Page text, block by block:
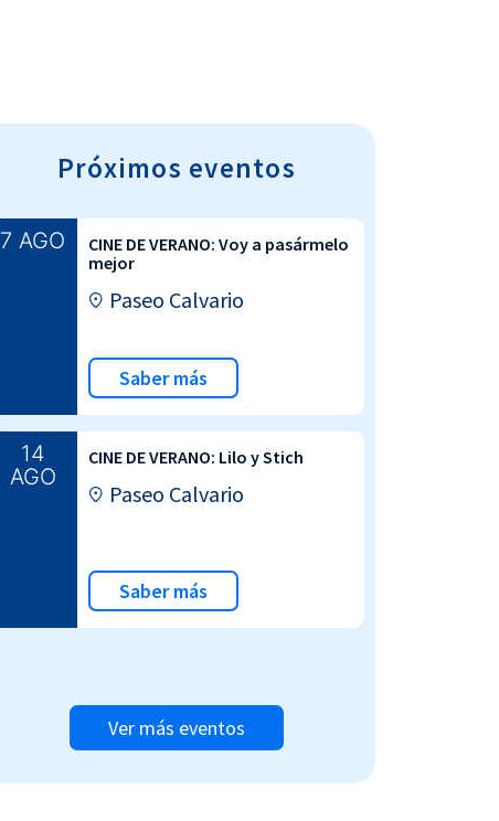
Próximos eventos
7 AGO
CINE DE VERANO: Voy a pasármelo
mejor
Paseo Calvario
Saber más
14
AGO
CINE DE VERANO: Lilo y Stich
Paseo Calvario
Saber más
Ver más eventos